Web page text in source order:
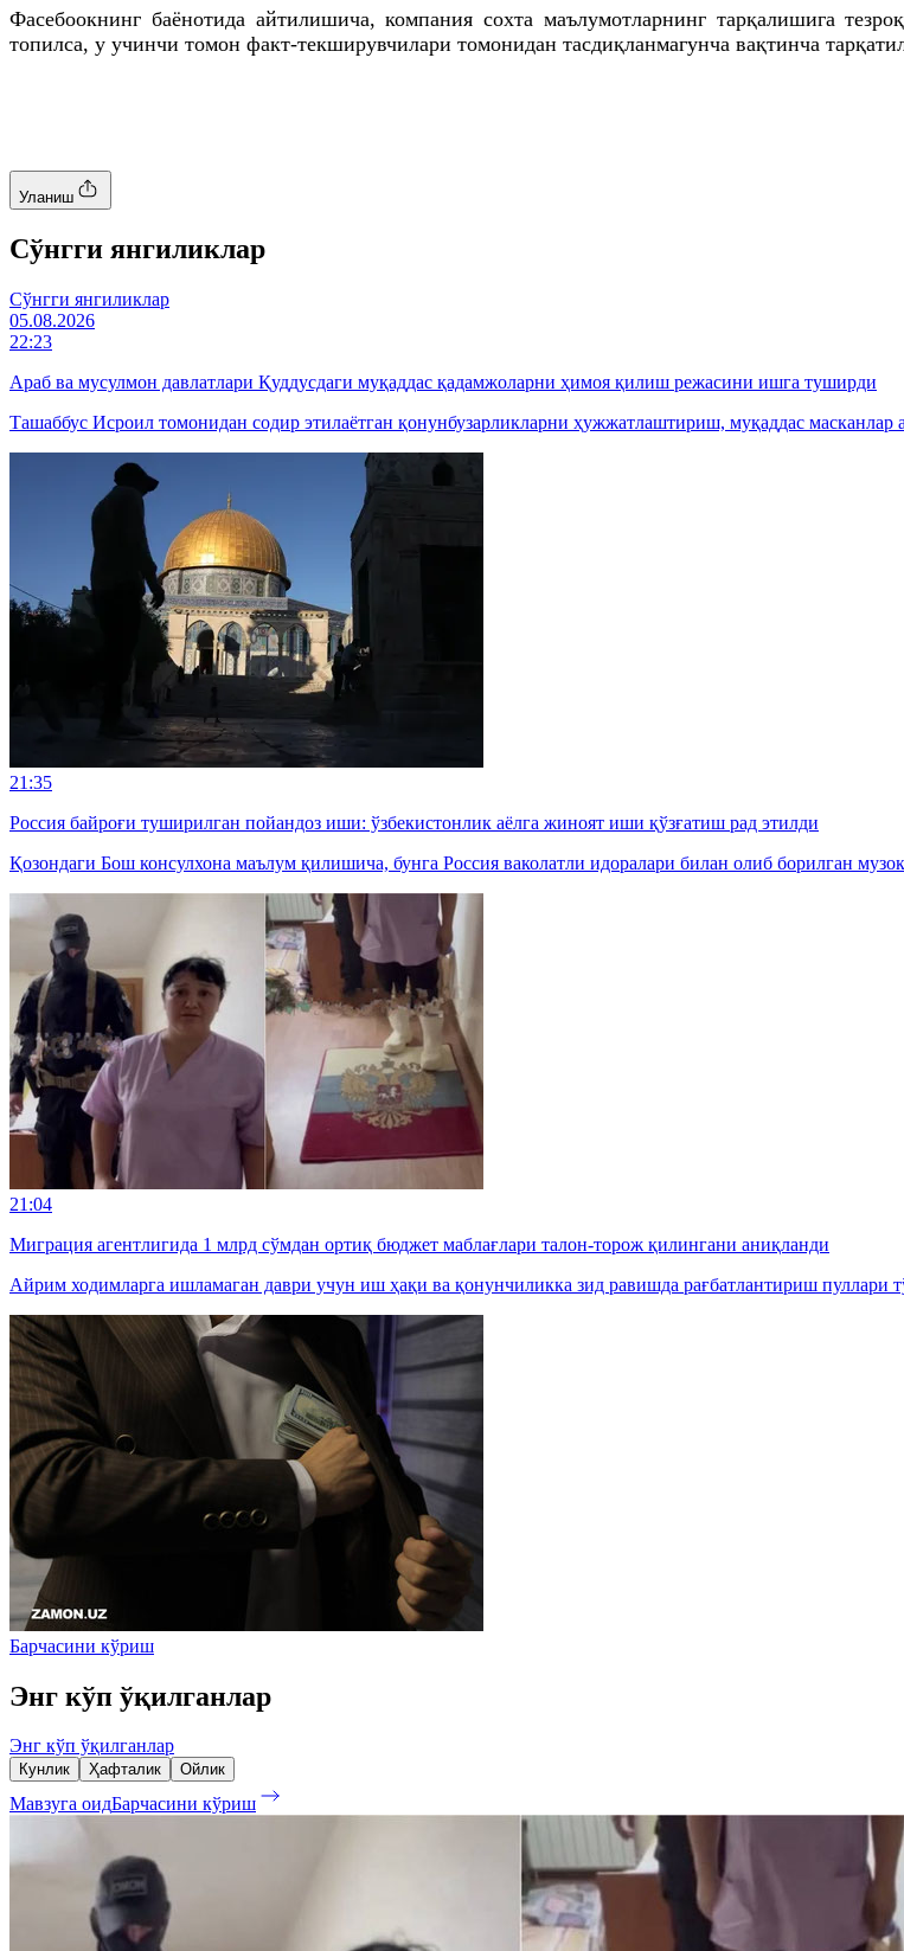
Фасебоокнинг баёнотида айтилишича, компания сохта маълумотларнинг тарқалишига
топилса, у учинчи томон факт-текширувчилари томонидан тасдиқланмагунча вақтинча
Уланиш
Cўнгги янгиликлар
Cўнгги янгиликлар
05.08.2026
22:23
Араб ва мусулмон давлатлари Қуддусдаги муқаддас қадамжоларни ҳимоя қилиш режасини ишга туширди
Ташаббус Исроил томонидан содир этилаётган қонунбузарликларни ҳужжатлаштириш, муқаддас масканлар
21:35
Россия байроғи туширилган пойандоз иши: ўзбекистонлик аёлга жиноят иши қўзғатиш рад этилди
Қозондаги Бош консулхона маълум қилишича, бунга Россия ваколатли идоралари билан олиб борилган
21:04
Миграция агентлигида 1 млрд сўмдан ортиқ бюджет маблағлари талон-торож қилингани аниқланди
Айрим ходимларга ишламаган даври учун иш ҳақи ва қонунчиликка зид равишда рағбатлантириш пуллари
Барчасини кўриш
Энг кўп ўқилганлар
Энг кўп ўқилганлар
Кунлик Ҳафталик Ойлик
Мавзуга оидБарчасини кўриш